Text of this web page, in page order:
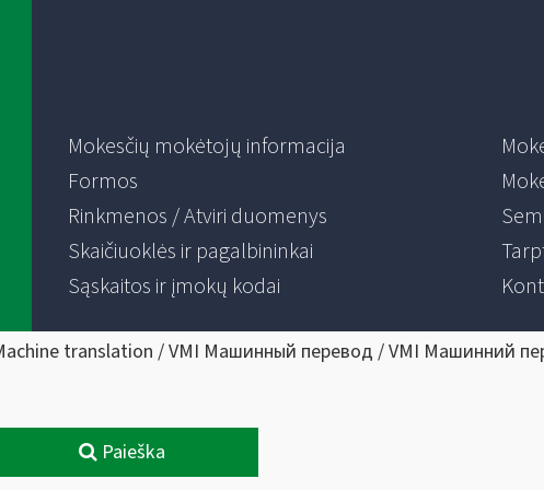
Mokesčių mokėtojų informacija
Formos
Rinkmenos / Atviri duomenys
Skaičiuoklės ir pagalbininkai
Sąskaitos ir įmokų kodai
translation / VMI Машинный перевод / VMI Машинний
Paieška